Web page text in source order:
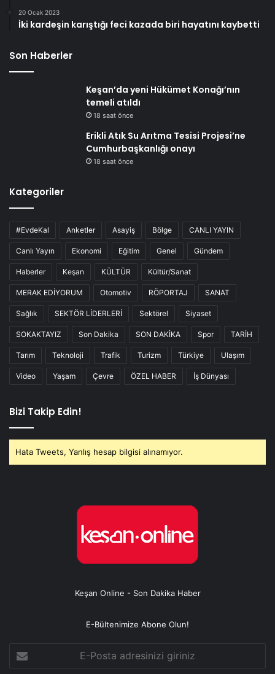
20 Ocak 2023
İki kardeşin karıştığı feci kazada biri hayatını kaybetti
Son Haberler
Keşan’da yeni Hükümet Konağı’nın
temeli atıldı
18 saat önce
Erikli Atık Su Arıtma Tesisi Projesi’ne
Cumhurbaşkanlığı onayı
18 saat önce
Kategoriler
#EvdeKal Anketler Asayiş Bölge CANLI YAYIN
Canlı Yayın Ekonomi Eğitim Genel Gündem
Haberler Keşan KÜLTÜR Kültür/Sanat
MERAK EDİYORUM Otomotiv RÖPORTAJ SANAT
Sağlık SEKTÖR LİDERLERİ Sektörel Siyaset
SOKAKTAYIZ Son Dakika SON DAKİKA Spor TARİH
Tarım Teknoloji Trafik Turizm Türkiye Ulaşım
Video Yaşam Çevre ÖZEL HABER İş Dünyası
Bizi Takip Edin!
Hata Tweets, Yanlış hesap bilgisi alınamıyor.
Keşan Online - Son Dakika Haber
E-Bültenimize Abone Olun!
Posta